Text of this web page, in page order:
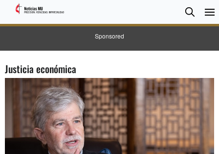
Sponsored
Search
Justicia económica